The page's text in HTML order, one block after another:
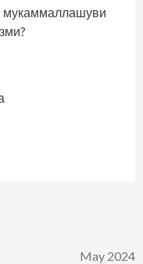
мукаммаллашуви
May 2024